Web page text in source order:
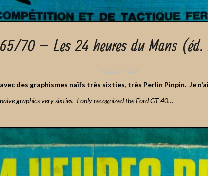
70 – Les 24 heures du Mans
Vues : 1 942
des graphismes naïfs très sixties, très Perlin Pinpin. Je
graphics very sixties. I only recognized the Ford GT 40…